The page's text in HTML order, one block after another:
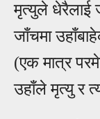
मृत्युले धेरैलाई
जाँचमा
(एक मात्र
उहाँले मृत्यु र